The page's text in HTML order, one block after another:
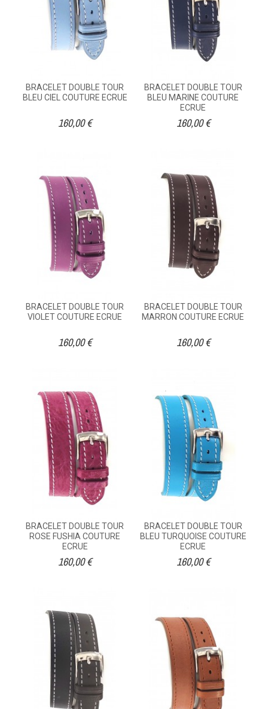
BRACELET DOUBLE TOUR
BLEU CIEL COUTURE ECRUE
160,00 €
BRACELET DOUBLE TOUR
BLEU MARINE COUTURE
ECRUE
160,00 €
BRACELET DOUBLE TOUR
VIOLET COUTURE ECRUE
160,00 €
BRACELET DOUBLE TOUR
MARRON COUTURE ECRUE
160,00 €
BRACELET DOUBLE TOUR
ROSE FUSHIA COUTURE
ECRUE
160,00 €
BRACELET DOUBLE TOUR
BLEU TURQUOISE COUTURE
ECRUE
160,00 €